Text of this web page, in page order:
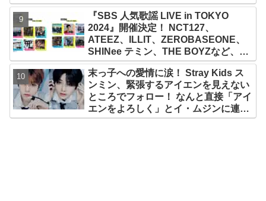
ク、ユウシ、リョウ、サクヤの魅力を
徹底解説
『SBS 人気歌謡 LIVE in TOKYO
2024』開催決定！ NCT127、
ATEEZ、ILLIT、ZEROBASEONE、
SHINee テミン、THE BOYZなど、豪
華アーティスト出演決定！ 10月12
日・13日、さいたまスーパーアリーナ
にて
末っ子への愛情に涙！ Stray Kids ス
ンミン、緊張するアイエンを見えない
ところでフォロー！ なんと直接「アイ
エンをよろしく」とイ・ムジンに連
絡… 愛にあふれたエピソードにファン